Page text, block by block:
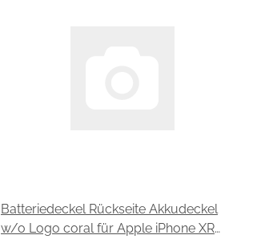
Batteriedeckel Rückseite Akkudeckel
w/o Logo coral für Apple iPhone XR